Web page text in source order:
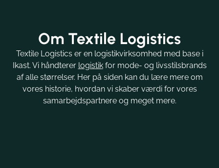
Om Textile Logistics
Textile Logistics er en logistikvirksomhed med base i
Ikast. Vi håndterer logistikfor mode- og livsstilsbrands
af alle størrelser. Her på siden kan du lære mere om
vores historie, hvordan vi skaber værdi for vores
samarbejdspartnere og meget mere.